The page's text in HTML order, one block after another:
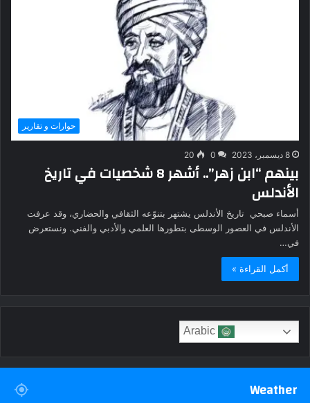
حوارات و تقارير
8 ديسمبر، 2023 0
20
بينهم “ابن زهر”.. أشهر 8 شخصيات في تاريخ
الأندلس
أسماء صبحي تاريخ الأندلس يشتهر بتنوّعه الثقافي والحضاري، وقد عرفت
الأندلس في العصور الوسطى بتطورها العلمي والأدبي والفني. ونستعرض
في…
أكمل القراءة »
Weather